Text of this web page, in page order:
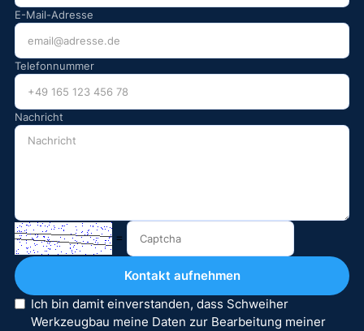
E-Mail-Adresse
Telefonnummer
Nachricht
=
Ich bin damit einverstanden, dass Schweiher
Werkzeugbau meine Daten zur Bearbeitung meiner